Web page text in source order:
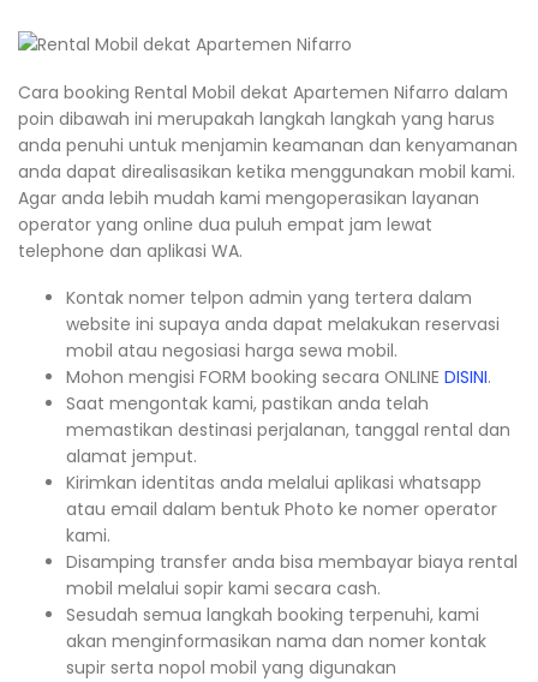
Cara booking Rental Mobil dekat Apartemen Nifarro dalam
poin dibawah ini merupakah langkah langkah yang harus
anda penuhi untuk menjamin keamanan dan kenyamanan
anda dapat direalisasikan ketika menggunakan mobil kami.
Agar anda lebih mudah kami mengoperasikan layanan
operator yang online dua puluh empat jam lewat
telephone dan aplikasi WA.
Kontak nomer telpon admin yang tertera dalam
website ini supaya anda dapat melakukan reservasi
mobil atau negosiasi harga sewa mobil.
Mohon mengisi FORM booking secara ONLINE DISINI.
Saat mengontak kami, pastikan anda telah
memastikan destinasi perjalanan, tanggal rental dan
alamat jemput.
Kirimkan identitas anda melalui aplikasi whatsapp
atau email dalam bentuk Photo ke nomer operator
kami.
Disamping transfer anda bisa membayar biaya rental
mobil melalui sopir kami secara cash.
Sesudah semua langkah booking terpenuhi, kami
akan menginformasikan nama dan nomer kontak
supir serta nopol mobil yang digunakan